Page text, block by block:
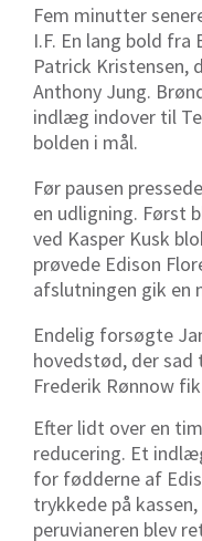
Fem minutter
I.F. En lang bold
Patrick Kristensen,
Anthony Jung.
indlæg indover til
bolden i mål.
Før pausen
en udligning. Først
ved Kasper Kusk
prøvede Edison
afslutningen gik en
Endelig forsøgte
hovedstød, der
Frederik Rønnow
Efter lidt over en
reducering. Et
for fødderne af
trykkede på
peruvianeren blev